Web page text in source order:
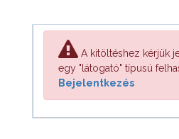
A kitöltéshez kérjük
egy "látogató" típusú
Bejelentkezés